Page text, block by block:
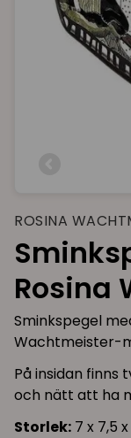
ROSINA
Rosina
Sminkspegel
Wachtmeister-
På insidan finns
och nätt att ha
Storlek: 7 x 7,5